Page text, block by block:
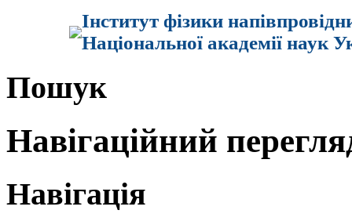
Інститут фізики
Національної академії наук
Пошук
Навігаційний
Навігація